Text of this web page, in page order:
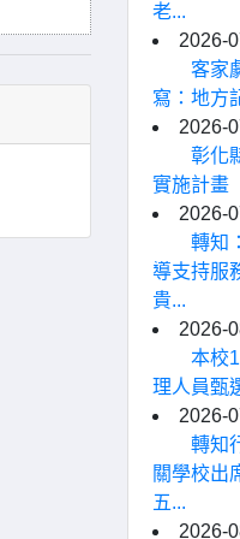
老...
2026-
客家
寫：地方
2026-
彰化
實施計畫
2026-
轉知
導支持服
貴...
2026-
本校
理人員甄
2026-
轉知
關學校出
五...
2026-